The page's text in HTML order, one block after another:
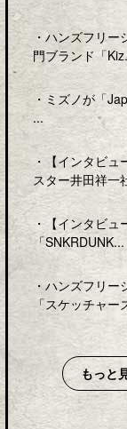
・ ハンズフリー
門ブランド「
・ ミズノが「
...
・ 【インタビュ
スター井田祥一
・ 【インタビュ
「SNKRDUNK...
・ ハンズフリー
「スケッチャー
もっと